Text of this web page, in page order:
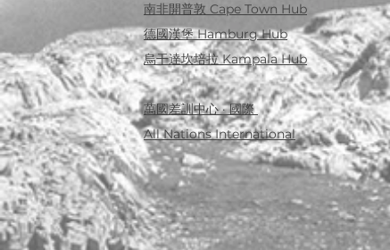
南非開普敦 Cape Town Hub
德國漢堡 Hamburg Hub
烏干達坎培拉 Kampala Hub
萬國差訓中心 · 國際
All Nations International